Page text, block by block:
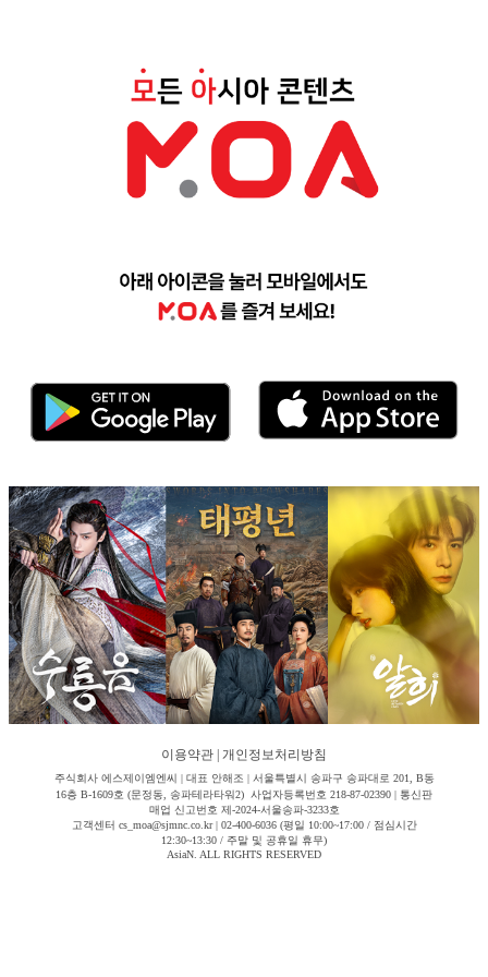
이용약관 개인정보처리방침
주식회사 에스제이엠엔씨 | 대표 안해조 | 서울특별시 송파구 송파대로 201, B동
16층 B-1609호 (문정동, 송파테라타워2) 사업자등록번호 218-87-02390 | 통신판
매업 신고번호 제-2024-서울송파-3233호
고객센터 cs_moa@sjmnc.co.kr | 02-400-6036 (평일 10:00~17:00 / 점심시간
12:30~13:30 / 주말 및 공휴일 휴무)
AsiaN. ALL RIGHTS RESERVED